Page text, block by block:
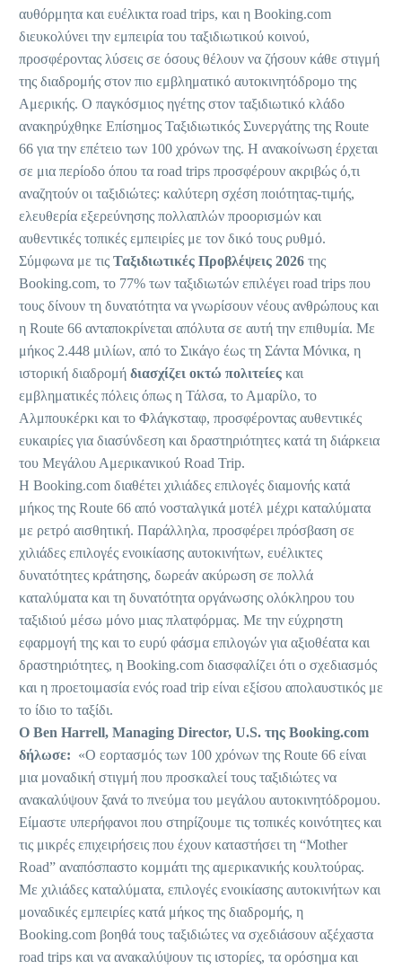
αυθόρμητα και ευέλικτα road trips, και η Booking.com
διευκολύνει την εμπειρία του ταξιδιωτικού κοινού,
προσφέροντας λύσεις σε όσους θέλουν να ζήσουν κάθε στιγμή
της διαδρομής στον πιο εμβληματικό αυτοκινητόδρομο της
Αμερικής. Ο παγκόσμιος ηγέτης στον ταξιδιωτικό κλάδο
ανακηρύχθηκε Επίσημος Ταξιδιωτικός Συνεργάτης της Route
66 για την επέτειο των 100 χρόνων της. Η ανακοίνωση έρχεται
σε μια περίοδο όπου τα road trips προσφέρουν ακριβώς ό,τι
αναζητούν οι ταξιδιώτες: καλύτερη σχέση ποιότητας-τιμής,
ελευθερία εξερεύνησης πολλαπλών προορισμών και
αυθεντικές τοπικές εμπειρίες με τον δικό τους ρυθμό.
Σύμφωνα με τις Ταξιδιωτικές Προβλέψεις 2026 της
Booking.com, το 77% των ταξιδιωτών επιλέγει road trips που
τους δίνουν τη δυνατότητα να γνωρίσουν νέους ανθρώπους και
η Route 66 ανταποκρίνεται απόλυτα σε αυτή την επιθυμία. Με
μήκος 2.448 μιλίων, από το Σικάγο έως τη Σάντα Μόνικα, η
ιστορική διαδρομή διασχίζει οκτώ πολιτείες και
εμβληματικές πόλεις όπως η Τάλσα, το Αμαρίλο, το
Αλμπουκέρκι και το Φλάγκσταφ, προσφέροντας αυθεντικές
ευκαιρίες για διασύνδεση και δραστηριότητες κατά τη διάρκεια
του Μεγάλου Αμερικανικού Road Trip.
Η Booking.com διαθέτει χιλιάδες επιλογές διαμονής κατά
μήκος της Route 66 από νοσταλγικά μοτέλ μέχρι καταλύματα
με ρετρό αισθητική. Παράλληλα, προσφέρει πρόσβαση σε
χιλιάδες επιλογές ενοικίασης αυτοκινήτων, ευέλικτες
δυνατότητες κράτησης, δωρεάν ακύρωση σε πολλά
καταλύματα και τη δυνατότητα οργάνωσης ολόκληρου του
ταξιδιού μέσω μόνο μιας πλατφόρμας. Με την εύχρηστη
εφαρμογή της και το ευρύ φάσμα επιλογών για αξιοθέατα και
δραστηριότητες, η Booking.com διασφαλίζει ότι ο σχεδιασμός
και η προετοιμασία ενός road trip είναι εξίσου απολαυστικός με
το ίδιο το ταξίδι.
Ο Ben Harrell, Managing Director, U.S. της Booking.com
δήλωσε: «Ο εορτασμός των 100 χρόνων της Route 66 είναι
μια μοναδική στιγμή που προσκαλεί τους ταξιδιώτες να
ανακαλύψουν ξανά το πνεύμα του μεγάλου αυτοκινητόδρομου.
Είμαστε υπερήφανοι που στηρίζουμε τις τοπικές κοινότητες και
τις μικρές επιχειρήσεις που έχουν καταστήσει τη “Mother
Road” αναπόσπαστο κομμάτι της αμερικανικής κουλτούρας.
Με χιλιάδες καταλύματα, επιλογές ενοικίασης αυτοκινήτων και
μοναδικές εμπειρίες κατά μήκος της διαδρομής, η
Booking.com βοηθά τους ταξιδιώτες να σχεδιάσουν αξέχαστα
road trips και να ανακαλύψουν τις ιστορίες, τα ορόσημα και